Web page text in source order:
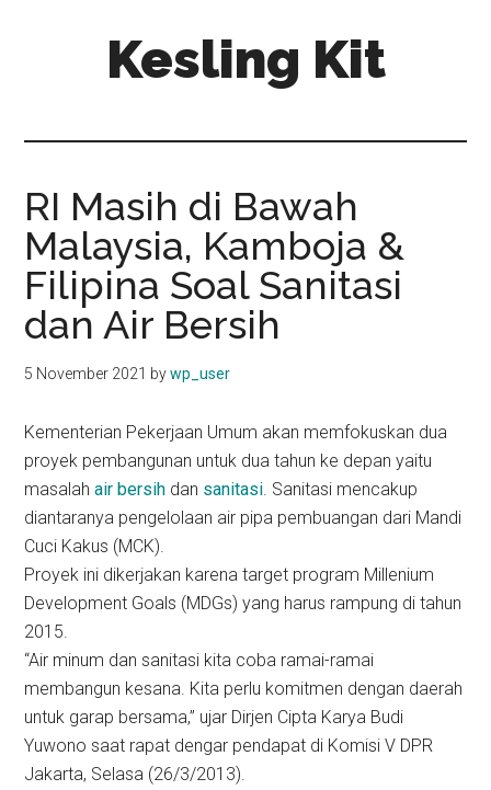
Kesling Kit
RI Masih di Bawah
Malaysia, Kamboja &
Filipina Soal Sanitasi
dan Air Bersih
5 November 2021 bywp_user
Kementerian Pekerjaan Umum akan memfokuskan dua
proyek pembangunan untuk dua tahun ke depan yaitu
masalahair bersih dan sanitasi. Sanitasi mencakup
diantaranya pengelolaan air pipa pembuangan dari Mandi
Cuci Kakus (MCK).
Proyek ini dikerjakan karena target program Millenium
Development Goals (MDGs) yang harus rampung di tahun
2015.
“Air minum dan sanitasi kita coba ramai-ramai
membangun kesana. Kita perlu komitmen dengan daerah
untuk garap bersama,” ujar Dirjen Cipta Karya Budi
Yuwono saat rapat dengar pendapat di Komisi V DPR
Jakarta, Selasa (26/3/2013).